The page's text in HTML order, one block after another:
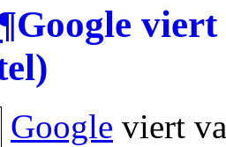
Google
Google viert